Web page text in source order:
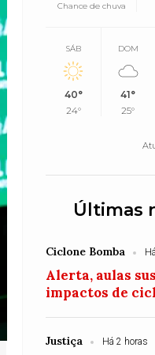
Chance de chuva
SÁB
40°
24°
DOM
41°
25°
Últimas
Ciclone Bomba
Alerta, aulas
impactos de
Justiça Há 2 horas